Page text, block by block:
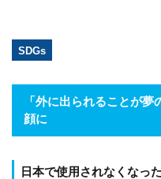
SDGs
「外に出られることが
顔に
日本で使用されなくなっ